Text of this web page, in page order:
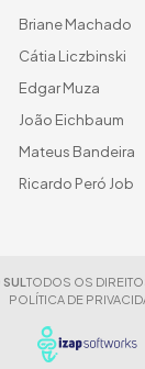
Briane Machado
Cátia Liczbinski
Edgar Muza
João Eichbaum
Mateus Bandeira
Ricardo Peró Job
TODOS OS
POLÍTICA DE